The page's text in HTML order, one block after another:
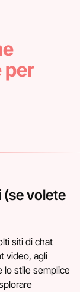
per
volete
siti di chat
video, agli
lo stile semplice